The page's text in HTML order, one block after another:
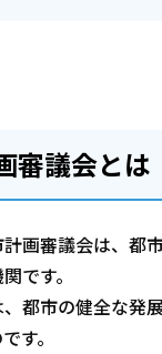
審議会とは
画審議会は、都
です。
都市の健全な発
す。